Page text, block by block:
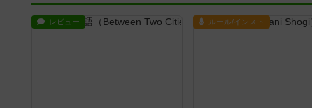
レビュー ルール/インスト